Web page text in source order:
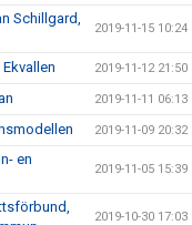
Schillgard,
2019-11-15 10:24
2019-11-12 21:50
2019-11-11 06:13
2019-11-09 20:32
en
2019-11-05 15:39
2019-10-30 17:03